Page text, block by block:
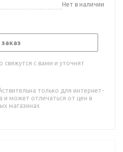
Нет в наличии
с вами и уточнят
только для интернет-
и может отличаться от цен в
магазинах